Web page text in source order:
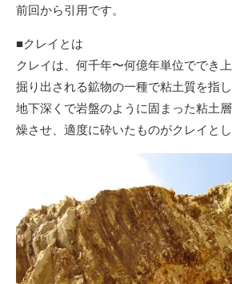
前回から引用です。
■クレイとは
クレイは、何千年〜何億年単位ででき
掘り出される鉱物の一種で粘土質を指し
地下深くで岩盤のように固まった粘土
燥させ、適度に砕いたものがクレイとし